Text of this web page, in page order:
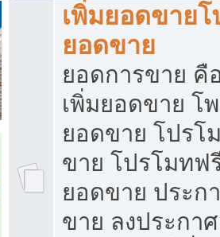
เพิ่มยอดขาย
ยอดขาย
ยอดการขาย คื
เพิ่มยอดขาย โ
ยอดขาย โปรโ
ขาย โปรโมทฟ
ยอดขาย ประก
ขาย ลงประกา